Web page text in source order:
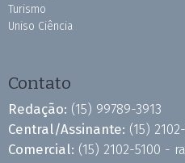
Turismo
Uniso Ciência
Contato
Redação: (15) 99789-3913
Central/Assinante: (15)
Comercial: (15) 2102-5100 -